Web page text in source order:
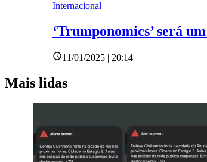
Internacional
‘Trumponomics’ será
11/01/2025 | 20:14
Mais lidas